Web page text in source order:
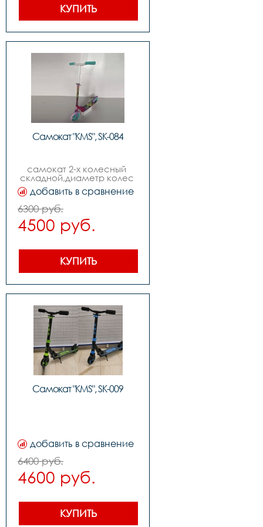
тормоз,подшипники abec
7,возраст от 6-ти лет
КУПИТЬ
Самокат "KMS", SK-084
самокат 2-х колесный
складной,диаметр колес
210мм,передний
амортизатор,возраст от 9-
добавить в сравнение
6300 руб.
4500 руб.
КУПИТЬ
Самокат "KMS", SK-009
добавить в сравнение
6400 руб.
4600 руб.
КУПИТЬ